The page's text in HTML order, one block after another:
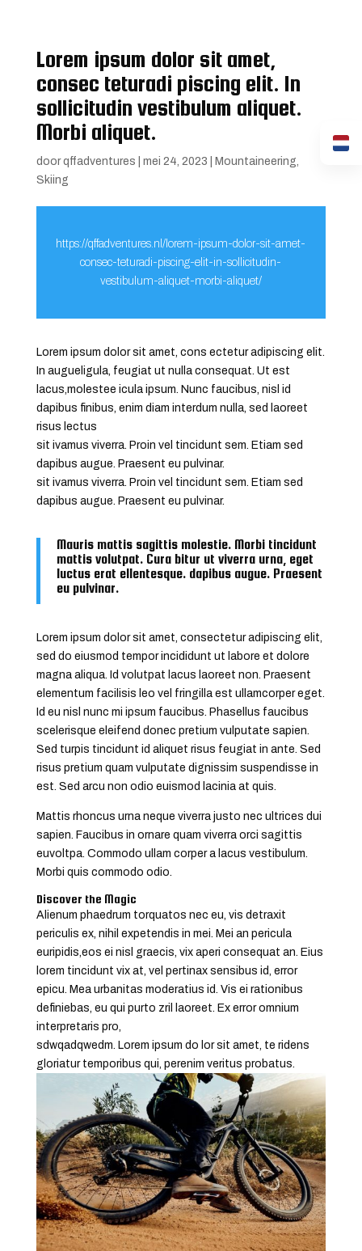
Lorem ipsum dolor sit amet,
consec teturadi piscing elit. In
sollicitudin vestibulum aliquet.
Morbi aliquet.
doorqffadventures mei 24, 2023 Mountaineering,
Skiing
https://qffadventures.nl/lorem-ipsum-dolor-sit-amet-
consec-teturadi-piscing-elit-in-sollicitudin-
vestibulum-aliquet-morbi-aliquet/
Lorem ipsum dolor sit amet, cons ectetur adipiscing elit.
In augueligula, feugiat ut nulla consequat. Ut est
lacus,molestee icula ipsum. Nunc faucibus, nisl id
dapibus finibus, enim diam interdum nulla, sed laoreet
risus lectus
sit ivamus viverra. Proin vel tincidunt sem. Etiam sed
dapibus augue. Praesent eu pulvinar.
sit ivamus viverra. Proin vel tincidunt sem. Etiam sed
dapibus augue. Praesent eu pulvinar.
Mauris mattis sagittis molestie. Morbi tincidunt
mattis volutpat. Cura bitur ut viverra urna, eget
luctus erat ellentesque. dapibus augue. Praesent
eu pulvinar.
Lorem ipsum dolor sit amet, consectetur adipiscing elit,
sed do eiusmod tempor incididunt ut labore et dolore
magna aliqua. Id volutpat lacus laoreet non. Praesent
elementum facilisis leo vel fringilla est ullamcorper eget.
Id eu nisl nunc mi ipsum faucibus. Phasellus faucibus
scelerisque eleifend donec pretium vulputate sapien.
Sed turpis tincidunt id aliquet risus feugiat in ante. Sed
risus pretium quam vulputate dignissim suspendisse in
est. Sed arcu non odio euismod lacinia at quis.
Mattis rhoncus urna neque viverra justo nec ultrices dui
sapien. Faucibus in ornare quam viverra orci sagittis
euvoltpa. Commodo ullam corper a lacus vestibulum.
Morbi quis commodo odio.
Discover the Magic
Alienum phaedrum torquatos nec eu, vis detraxit
periculis ex, nihil expetendis in mei. Mei an pericula
euripidis,eos ei nisl graecis, vix aperi consequat an. Eius
lorem tincidunt vix at, vel pertinax sensibus id, error
epicu. Mea urbanitas moderatius id. Vis ei rationibus
definiebas, eu qui purto zril laoreet. Ex error omnium
interpretaris pro,
sdwqadqwedm. Lorem ipsum do lor sit amet, te ridens
gloriatur temporibus qui, perenim veritus probatus.